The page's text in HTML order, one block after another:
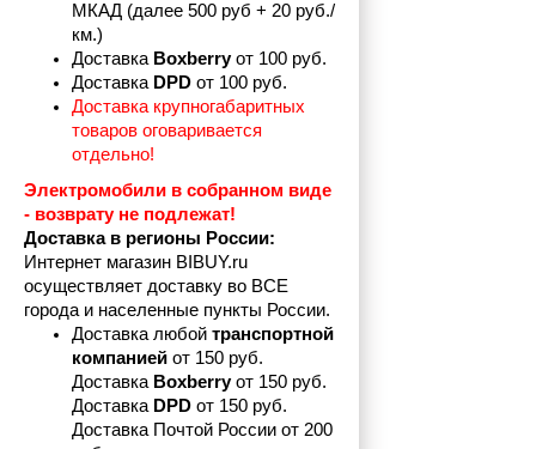
МКАД (далее 500 руб + 20 руб./
км.)
Доставка Boxberry от 100 руб.
Доставка DPD от 100 руб.
Доставка крупногабаритных
товаров оговаривается
отдельно!
Электромобили в собранном виде
- возврату не подлежат!
Доставка в регионы России:
Интернет магазин BIBUY.ru
осуществляет доставку во ВСЕ
города и населенные пункты России.
Доставка любой транспортной
компанией от 150 руб.
Доставка Boxberry от 150 руб.
Доставка DPD от 150 руб.
Доставка Почтой России от 200